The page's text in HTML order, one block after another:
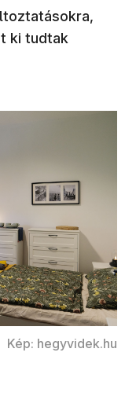
ki tudtak
Kép: hegyvidek.hu